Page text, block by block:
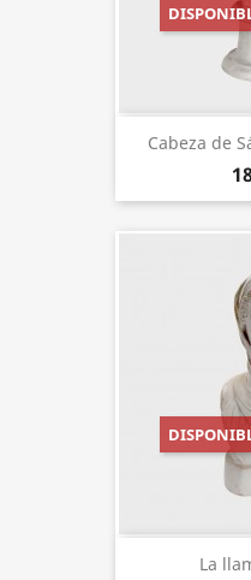
Cabeza de
La